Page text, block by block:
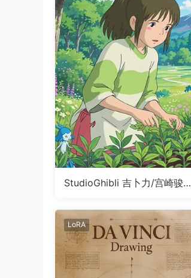
StudioGhibli 吉卜力/宫崎骏画
LoRA